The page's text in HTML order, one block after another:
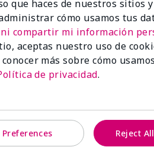
que haces de nuestros sitios
cómo usamos tus
compartir mi información
aceptas nuestro uso de
más sobre cómo
de privacidad.
Preferences Reject All